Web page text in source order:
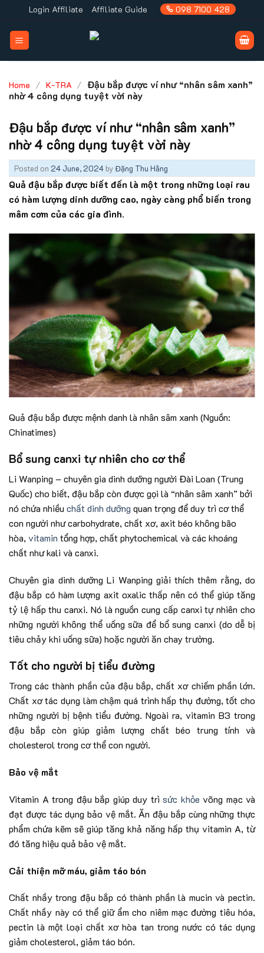
to
content
Login Affiliate Affiliate Guide 098 7100 428
Home / K-TRA / Đậu bắp được ví như “nhân sâm xanh”
nhờ 4 công dụng tuyệt vời này
Đậu bắp được ví như “nhân sâm xanh”
nhờ 4 công dụng tuyệt vời này
Posted on 24 June, 2024 byĐặng Thu Hằng
Quả đậu bắp được biết đến là một trong những loại rau
có hàm lượng dinh dưỡng cao, ngày càng phổ biến trong
mâm cơm của các gia đình.
Quả đậu bắp được mệnh danh là nhân sâm xanh (Nguồn:
Chinatimes)
Bổ sung canxi tự nhiên cho cơ thể
Li Wanping – chuyên gia dinh dưỡng người Đài Loan (Trung
Quốc) cho biết, đậu bắp còn được gọi là “nhân sâm xanh” bởi
nó chứa nhiều chất dinh dưỡng quan trọng để duy trì cơ thể
con người như carbohydrate, chất xơ, axit béo không bão
hòa, vitamin tổng hợp, chất phytochemical và các khoáng
chất như kali và canxi.
Chuyên gia dinh dưỡng Li Wanping giải thích thêm rằng, do
đậu bắp có hàm lượng axit oxalic thấp nên có thể giúp tăng
tỷ lệ hấp thu canxi. Nó là nguồn cung cấp canxi tự nhiên cho
những người không thể uống sữa để bổ sung canxi (do dễ bị
tiêu chảy khi uống sữa) hoặc người ăn chay trường.
Tốt cho người bị tiểu đường
Trong các thành phần của đậu bắp, chất xơ chiếm phần lớn.
Chất xơ tác dụng làm chậm quá trình hấp thụ đường, tốt cho
những người bị bệnh tiểu đường. Ngoài ra, vitamin B3 trong
đậu bắp còn giúp giảm lượng chất béo trung tính và
cholesterol trong cơ thể con người.
Bảo vệ mắt
Vitamin A trong đậu bắp giúp duy trì sức khỏe võng mạc và
đạt được tác dụng bảo vệ mắt. Ăn đậu bắp cùng những thực
phẩm chứa kẽm sẽ giúp tăng khả năng hấp thụ vitamin A, từ
đó tăng hiệu quả bảo vệ mắt.
Cải thiện mỡ máu, giảm táo bón
Chất nhầy trong đậu bắp có thành phần là mucin và pectin.
Chất nhầy này có thể giữ ẩm cho niêm mạc đường tiêu hóa,
pectin là một loại chất xơ hòa tan trong nước có tác dụng
giảm cholesterol, giảm táo bón.